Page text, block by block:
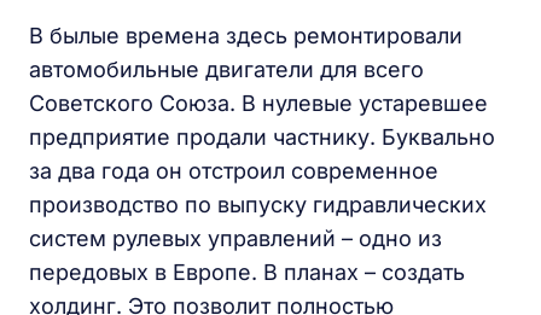
В былые времена здесь ремонтировали
автомобильные двигатели для всего
Советского Союза. В нулевые устаревшее
предприятие продали частнику. Буквально
за два года он отстроил современное
производство по выпуску гидравлических
систем рулевых управлений – одно из
передовых в Европе. В планах – создать
холдинг. Это позволит полностью